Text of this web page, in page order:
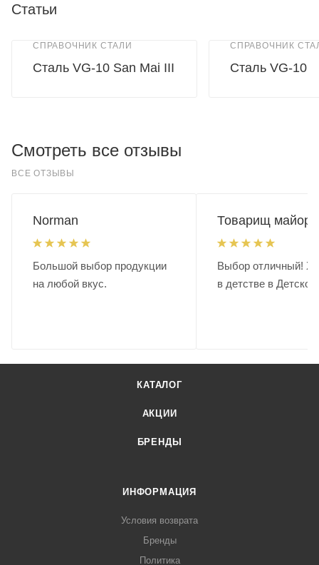
Статьи
СПРАВОЧНИК СТАЛИ
Сталь VG-10 San Mai III
СПРАВОЧНИК
Сталь VG-10
Смотреть все отзывы
ВСЕ ОТЗЫВЫ
Norman
Большой выбор продукции
на любой вкус.
Товарищ майор.
Выбор отличный!
в детстве в
КАТАЛОГ
АКЦИИ
БРЕНДЫ
ИНФОРМАЦИЯ
Условия возврата
Бренды
Политика